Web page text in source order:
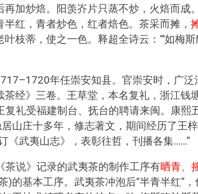
加炒焙。阳羡岕片只蒸不炒，火焙而成
红，青者炒色，红者焙色。茶采而摊，
枝蒂，使之一色。释超全诗云：“‘如梅斯
年任崇安知县。官崇安时，广
经》三卷。王草堂，本名复礼，浙江钱
礼受福建制台、抚台的聘请来闽。康熙
山庄十多年，修志著文，期间经历了王
《武夷山志》，表彰往哲，刊播各集……”
茶说》记录的武夷茶的制作工序有晒青、
)的基本工序。武夷茶冲泡后“半青半红”